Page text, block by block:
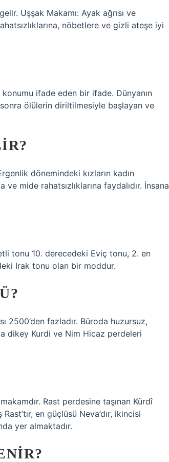
Uşşak Makamı: Ayak ağrısı ve
nöbetlere ve gizli ateşe iyi
konumu ifade eden bir ifade. Dünyanın
ölülerin diriltilmesiyle başlayan ve
dönemindeki kızların kadın
mide rahatsızlıklarına faydalıdır. İnsana
tonu 10. derecedeki Eviç tonu, 2. en
Irak tonu olan bir moddur.
2500’den fazladır. Büroda huzursuz,
dikey Kurdi ve Nim Hicaz perdeleri
Rast perdesine taşınan Kürdî
en güçlüsü Neva’dır, ikincisi
yer almaktadır.